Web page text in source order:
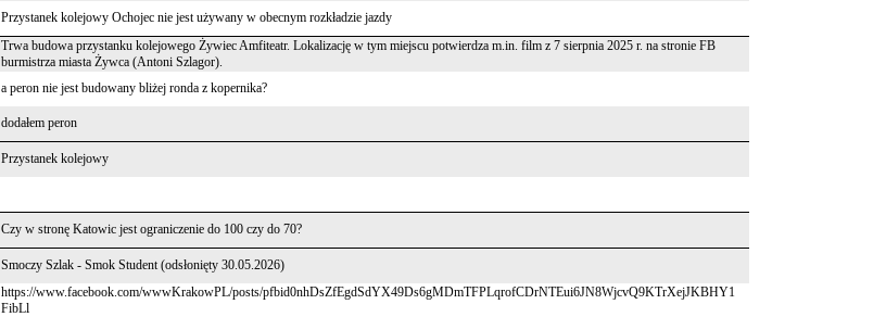
Przystanek kolejowy Ochojec nie jest używany w obecnym rozkładzie jazdy
Trwa budowa przystanku kolejowego Żywiec Amfiteatr. Lokalizację w tym miejscu potwierdza m.in. film z 7 sierpnia 2025 r. na stronie FB
burmistrza miasta Żywca (Antoni Szlagor).
a peron nie jest budowany bliżej ronda z kopernika?
dodałem peron
Przystanek kolejowy
Czy w stronę Katowic jest ograniczenie do 100 czy do 70?
Smoczy Szlak - Smok Student (odsłonięty 30.05.2026)
https://www.facebook.com/wwwKrakowPL/posts/pfbid0nhDsZfEgdSdYX49Ds6gMDmTFPLqrofCDrNTEui6JN8WjcvQ9KTrXejJKBHY1
FibLl